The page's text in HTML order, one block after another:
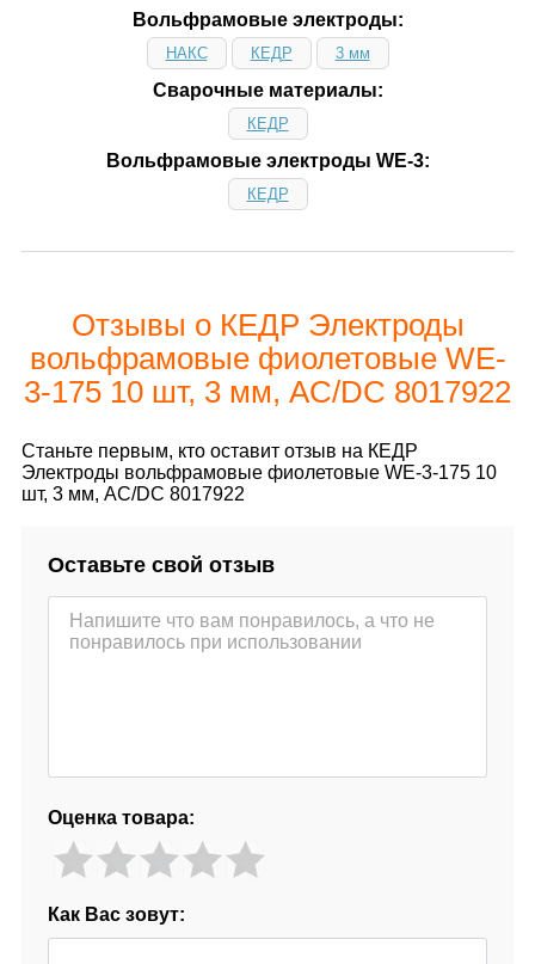
Вольфрамовые электроды:
НАКС КЕДР 3 мм
Сварочные материалы:
КЕДР
Вольфрамовые электроды WE-3:
КЕДР
Отзывы о КЕДР Электроды
вольфрамовые фиолетовые WE-
3-175 10 шт, 3 мм, AC/DC 8017922
Станьте первым, кто оставит отзыв на КЕДР
Электроды вольфрамовые фиолетовые WE-3-175 10
шт, 3 мм, AC/DC 8017922
Оставьте свой отзыв
Оценка товара:
Как Вас зовут: